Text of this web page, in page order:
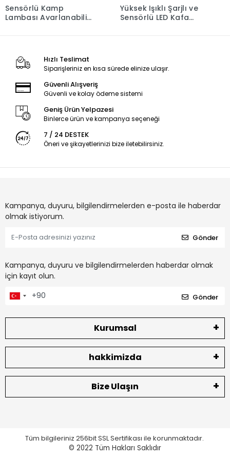
Sensörlü Kamp
Lambası Ayarlanabilir
Yüksek Işıklı Şarjlı ve
Sensörlü LED Kafa
Hızlı Teslimat
Siparişleriniz en kısa sürede elinize ulaşır.
Güvenli Alışveriş
Güvenli ve kolay ödeme sistemi
Geniş Ürün Yelpazesi
Binlerce ürün ve kampanya seçeneği
7 / 24 DESTEK
Öneri ve şikayetlerinizi bize iletebilirsiniz.
Kampanya, duyuru, bilgilendirmelerden e-posta ile haberdar
olmak istiyorum.
Gönder
Kampanya, duyuru ve bilgilendirmelerden haberdar olmak
için kayıt olun.
Gönder
Kurumsal
hakkimizda
Bize Ulaşın
Tüm bilgileriniz 256bit SSL Sertifikası ile korunmaktadır.
© 2022 Tüm Hakları Saklıdır